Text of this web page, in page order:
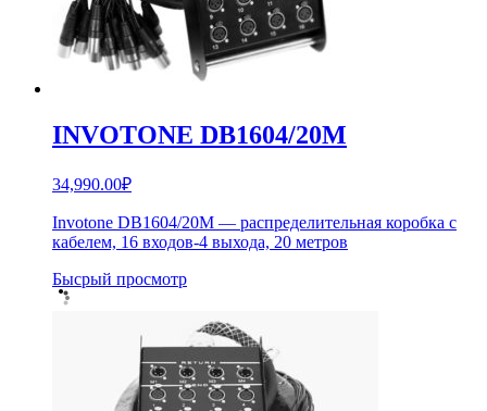
INVOTONE DB1604/20M
34,990.00₽
Invotone DB1604/20M — распределительная коробка с
кабелем, 16 входов-4 выхода, 20 метров
Бысрый просмотр